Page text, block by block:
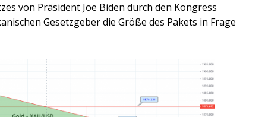
von Präsident Joe Biden durch den Kongress
Gesetzgeber die Größe des Pakets in Frage